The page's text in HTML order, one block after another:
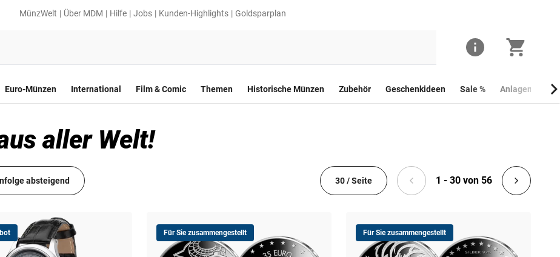
MünzWelt Über MDM Hilfe Jobs Kunden-Highlights Goldsparplan
Euro-Münzen International Film & Comic Themen Historische Münzen Zubehör Geschenkideen Sale % Anlagemünzen
aller Welt!
absteigend 30 / Seite 1 - 30 von 56
Für Sie zusammengestellt Für Sie zusammengestellt